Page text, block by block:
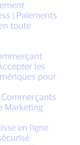
| Paiements
toute
les
pour
Marketing
en ligne